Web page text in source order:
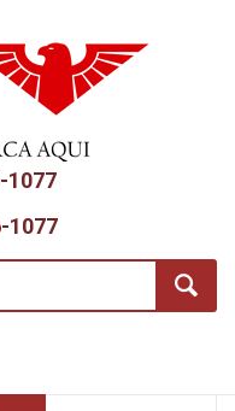
1077
1077